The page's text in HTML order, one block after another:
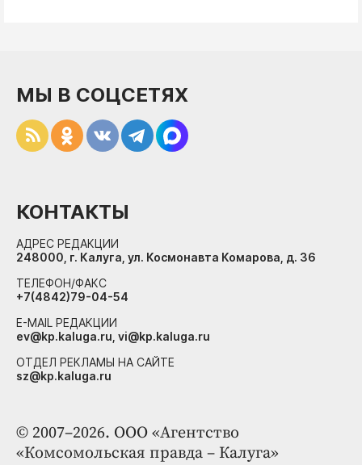
© 2007–2026. ООО «Агентство
«Комсомольская правда – Калуга»
МЫ В СОЦСЕТЯХ
КОНТАКТЫ
АДРЕС РЕДАКЦИИ
248000, г. Калуга, ул. Космонавта Комарова, д. 36
ТЕЛЕФОН/ФАКС
+7(4842)79-04-54
E-MAIL РЕДАКЦИИ
ev@kp.kaluga.ru, vi@kp.kaluga.ru
ОТДЕЛ РЕКЛАМЫ НА САЙТЕ
sz@kp.kaluga.ru